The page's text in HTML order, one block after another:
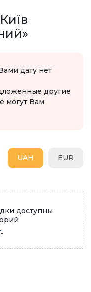
дату нет
другие
могут Вам
EUR
UAH
доступны